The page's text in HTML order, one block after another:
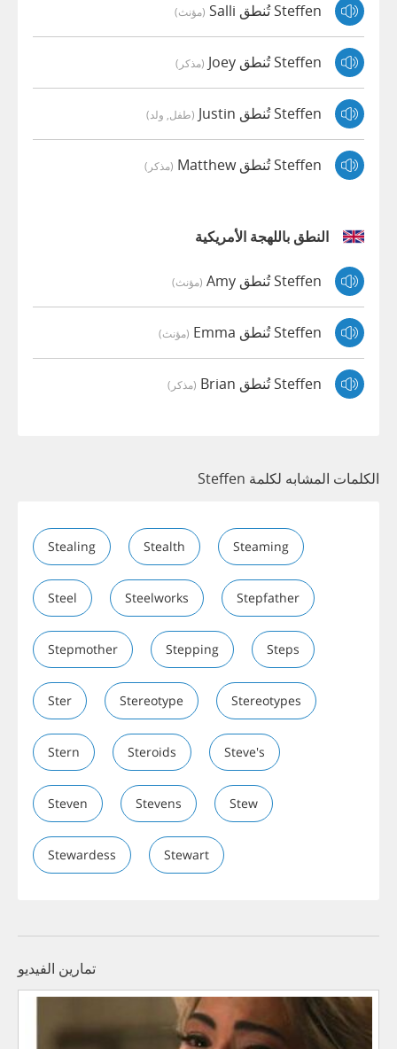
Steffen تُنطق Salli (مؤنث)
Steffen تُنطق Joey (مذكر)
Steffen تُنطق Justin (طفل, ولد)
Steffen تُنطق Matthew (مذكر)
النطق باللهجة الأمريكية
Steffen تُنطق Amy (مؤنث)
Steffen تُنطق Emma (مؤنث)
Steffen تُنطق Brian (مذكر)
الكلمات المشابه لكلمة Steffen
Stealing Stealth Steaming
Steel Steelworks Stepfather
Stepmother Stepping Steps
Ster Stereotype Stereotypes
Stern Steroids Steve's
Steven Stevens Stew
Stewardess Stewart
تمارين الفيديو